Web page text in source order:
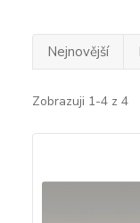
Nejnovější
Zobrazuji 1-4 z 4